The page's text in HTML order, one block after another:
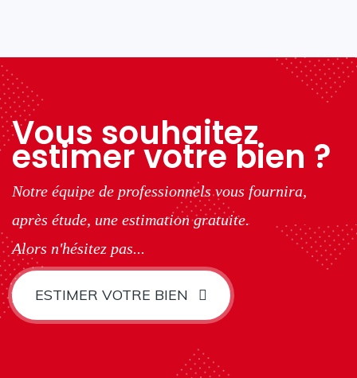
Vous souhaitez
estimer votre bien ?
Notre équipe de professionnels vous fournira,
après étude, une estimation gratuite.
Alors n'hésitez pas...
ESTIMER VOTRE BIEN